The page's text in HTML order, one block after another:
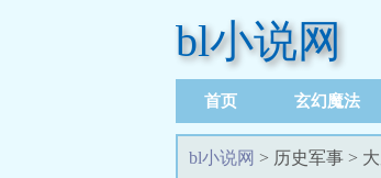
bl小说网
首页 玄幻魔法
足迹记录
bl小说网 > 历史军事 >